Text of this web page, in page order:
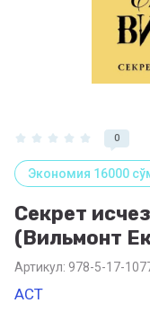
0
Экономия 16000
Секрет
(Вильмонт
Артикул: 978-5-17-
АСТ